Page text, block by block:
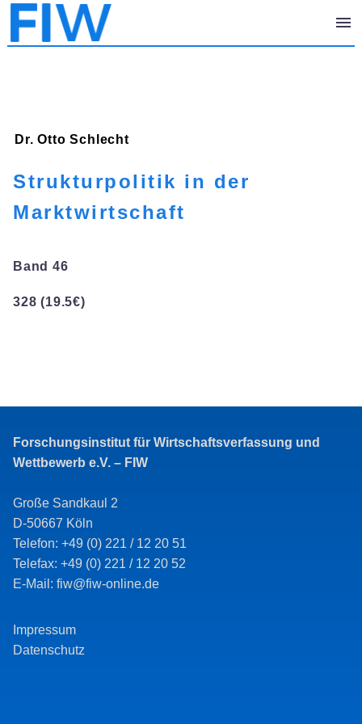
Dr. Otto Schlecht
Strukturpolitik in der
Marktwirtschaft
Band 46
328 (19.5€)
Forschungsinstitut für Wirtschaftsverfassung und
Wettbewerb e.V. – FIW
Große Sandkaul 2
D-50667 Köln
Telefon: +49 (0) 221 / 12 20 51
Telefax: +49 (0) 221 / 12 20 52
E-Mail: fiw@fiw-online.de
Impressum
Datenschutz